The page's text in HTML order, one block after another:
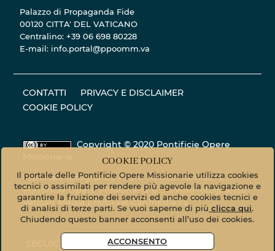
Palazzo di Propaganda Fide
00120 CITTA' DEL VATICANO
Centralino: +39 06 698 80228
E-mail: info.portal@ppoomm.va
CONTATTI
PRIVACY E DISCLAIMER
COOKIE POLICY
Copyright © 2020 Pontificie Opere
Materiale fotografico - Tutti i diritti riservati. ©
Pontificie Opere Missionarie © Servizio fotografico
Vatican Mediaphoto.vaticanmedia.va
COOKIE POLICY
Il portale delle Pontificie Opere Missionarie utilizza cookies
tecnici o assimilati per rendere più agevole la navigazione e
garantire la fruizione dei servizi ed anche cookies tecnici e
di analisi di terze parti. Se vuoi saperne di più clicca qui.
Chiudendo questo banner acconsenti all’uso dei cookies.
ACCONSENTO